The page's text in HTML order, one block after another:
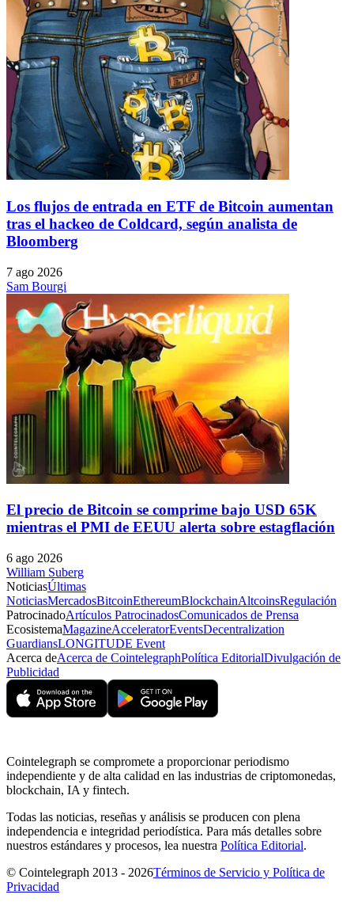
Los flujos de entrada en ETF de Bitcoin aumentan
tras el hackeo de Coldcard, según analista de
Bloomberg
7 ago 2026
Sam Bourgi
El precio de Bitcoin se comprime bajo USD 65K
mientras el PMI de EEUU alerta sobre estagflación
6 ago 2026
William Suberg
NoticiasÚltimas
NoticiasMercadosBitcoinEthereumBlockchainAltcoinsRegulación
PatrocinadoArtículos PatrocinadosComunicados de Prensa
EcosistemaMagazineAcceleratorEventsDecentralization
GuardiansLONGITUDE Event
Acerca deAcerca de CointelegraphPolítica EditorialDivulgación de
Publicidad
Cointelegraph se compromete a proporcionar periodismo
independiente y de alta calidad en las industrias de criptomonedas,
blockchain, IA y fintech.
Todas las noticias, reseñas y análisis se producen con plena
independencia e integridad periodística. Para más detalles sobre
nuestros estándares y procesos, lea nuestra Política Editorial.
© Cointelegraph 2013 - 2026Términos de Servicio y Política de
Privacidad